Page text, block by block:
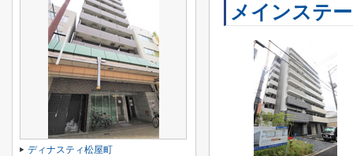
メインステ
ディナスティ松屋町